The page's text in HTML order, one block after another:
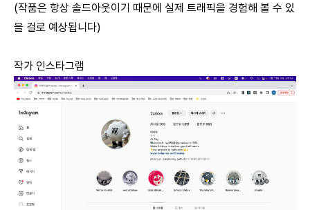
(작품은 항상 솔드아웃이기 때문에 실제 트래픽을 경험해 볼 수 있
을 걸로 예상됩니다)
작가 인스타그램